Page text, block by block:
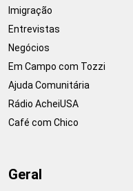
Imigração
Entrevistas
Negócios
Em Campo com Tozzi
Ajuda Comunitária
Rádio AcheiUSA
Café com Chico
Geral